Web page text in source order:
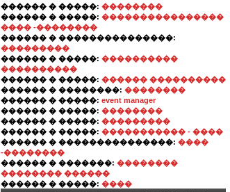
������ � �����: ��������
������ � �����: ����������������
���� -��������
������ � ���������������:
���������
������ � �����: ����������
����������
������ � �����: ������ ����������
������ � ��������: ��������
������ � �����: event manager
������ � �����: ��������
������ � �����: ���������
������ � �����: ����������� - ����
������ � ���������������: ����
-��������
������ � �������: ��������
�������� ������
������ � �����: ����